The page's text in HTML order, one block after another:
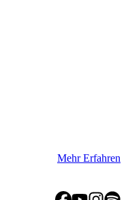
Mehr Erfahren